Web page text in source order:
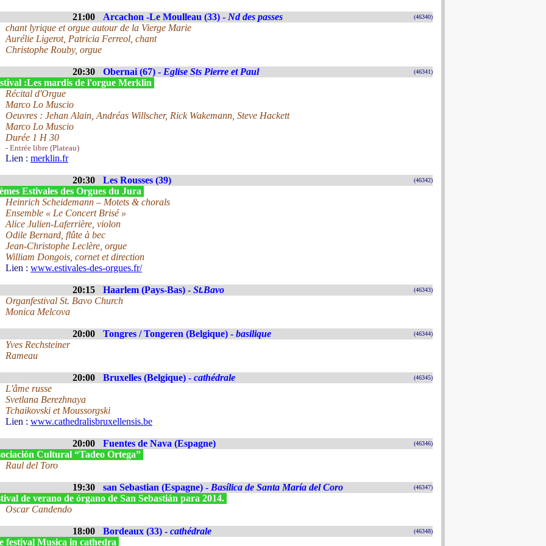
21:00 Arcachon -Le Moulleau (33) - Nd des passes (46340)
chant lyrique et orgue autour de la Vierge Marie
Aurélie Ligerot, Patricia Ferreol, chant
Christophe Rouby, orgue
20:30 Obernai (67) - Eglise Sts Pierre et Paul (46341)
:Les mardis de l'orgue Merklin
Récital d'Orgue
Marco Lo Muscio
Oeuvres : Jehan Alain, Andréas Willscher, Rick Wakemann, Steve Hackett
Marco Lo Muscio
Durée 1 H 30
- Entrée libre (Plateau)
Lien : merklin.fr
20:30 Les Rousses (39) (46342)
Estivales des Orgues du Jura
Heinrich Scheidemann – Motets & chorals
Ensemble « Le Concert Brisé »
Alice Julien-Laferrière, violon
Odile Bernard, flûte à bec
Jean-Christophe Leclère, orgue
William Dongois, cornet et direction
Lien : www.estivales-des-orgues.fr/
20:15 Haarlem (Pays-Bas) - St.Bavo (46343)
Organfestival St. Bavo Church
Monica Melcova
20:00 Tongres / Tongeren (Belgique) - basilique (46344)
Yves Rechsteiner
Rameau
20:00 Bruxelles (Belgique) - cathédrale (46345)
L'âme russe
Svetlana Berezhnaya
Tchaikovski et Moussorgski
Lien : www.cathedralisbruxellensis.be
20:00 Fuentes de Nava (Espagne) (46346)
Cultural “Tadeo Ortega”
Raul del Toro
19:30 san Sebastian (Espagne) - Basílica de Santa María del Coro (46347)
de verano de órgano de San Sebastián para 2014.
Oscar Candendo
18:00 Bordeaux (33) - cathédrale (46348)
festival Musica in cathedra